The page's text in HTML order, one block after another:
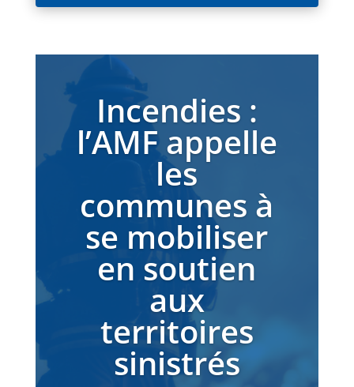
Incendies :
l’AMF appelle
les
communes à
se mobiliser
en soutien
aux
territoires
sinistrés